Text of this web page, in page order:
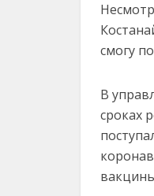
смогу
В
сроках